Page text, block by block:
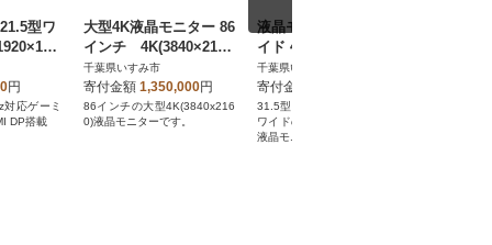
型ワ
ファビ
円
応ゲーミ
DP搭載
大型4K液晶モニター 86
インチ 4K(3840×216
0)リファビッシュ品
千葉県いすみ市
寄付金額 1,350,000円
86インチの大型4K(3840x216
0)液晶モニターです。
液晶モニター31.5型ワ
イド 4K UHD(3840x216
0)USB-C給電対応リフ
ァビッシュ品
千葉県いすみ市
寄付金額
31.5型ワイド、もしくは32型
ワイドの4K解像度に対応した
液晶モニター USB-C給電対応